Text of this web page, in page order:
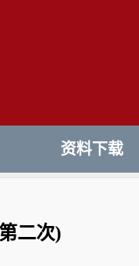
资料下载
二次)